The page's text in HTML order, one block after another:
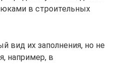
в строительных
вид их заполнения, но не
например, в